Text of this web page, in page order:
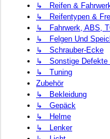
↳ Reifen &
↳ Reifentypen &
↳ Fahrwerk, ABS,
↳ Felgen Und
↳ Schrauber-Ecke
↳ Sonstige Defekte
↳ Tuning
Zubehör
↳ Bekleidung
↳ Gepäck
↳ Helme
↳ Lenker